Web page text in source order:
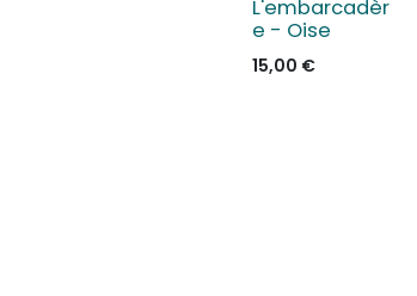
L'embarcadèr
e - Oise
15,00 €